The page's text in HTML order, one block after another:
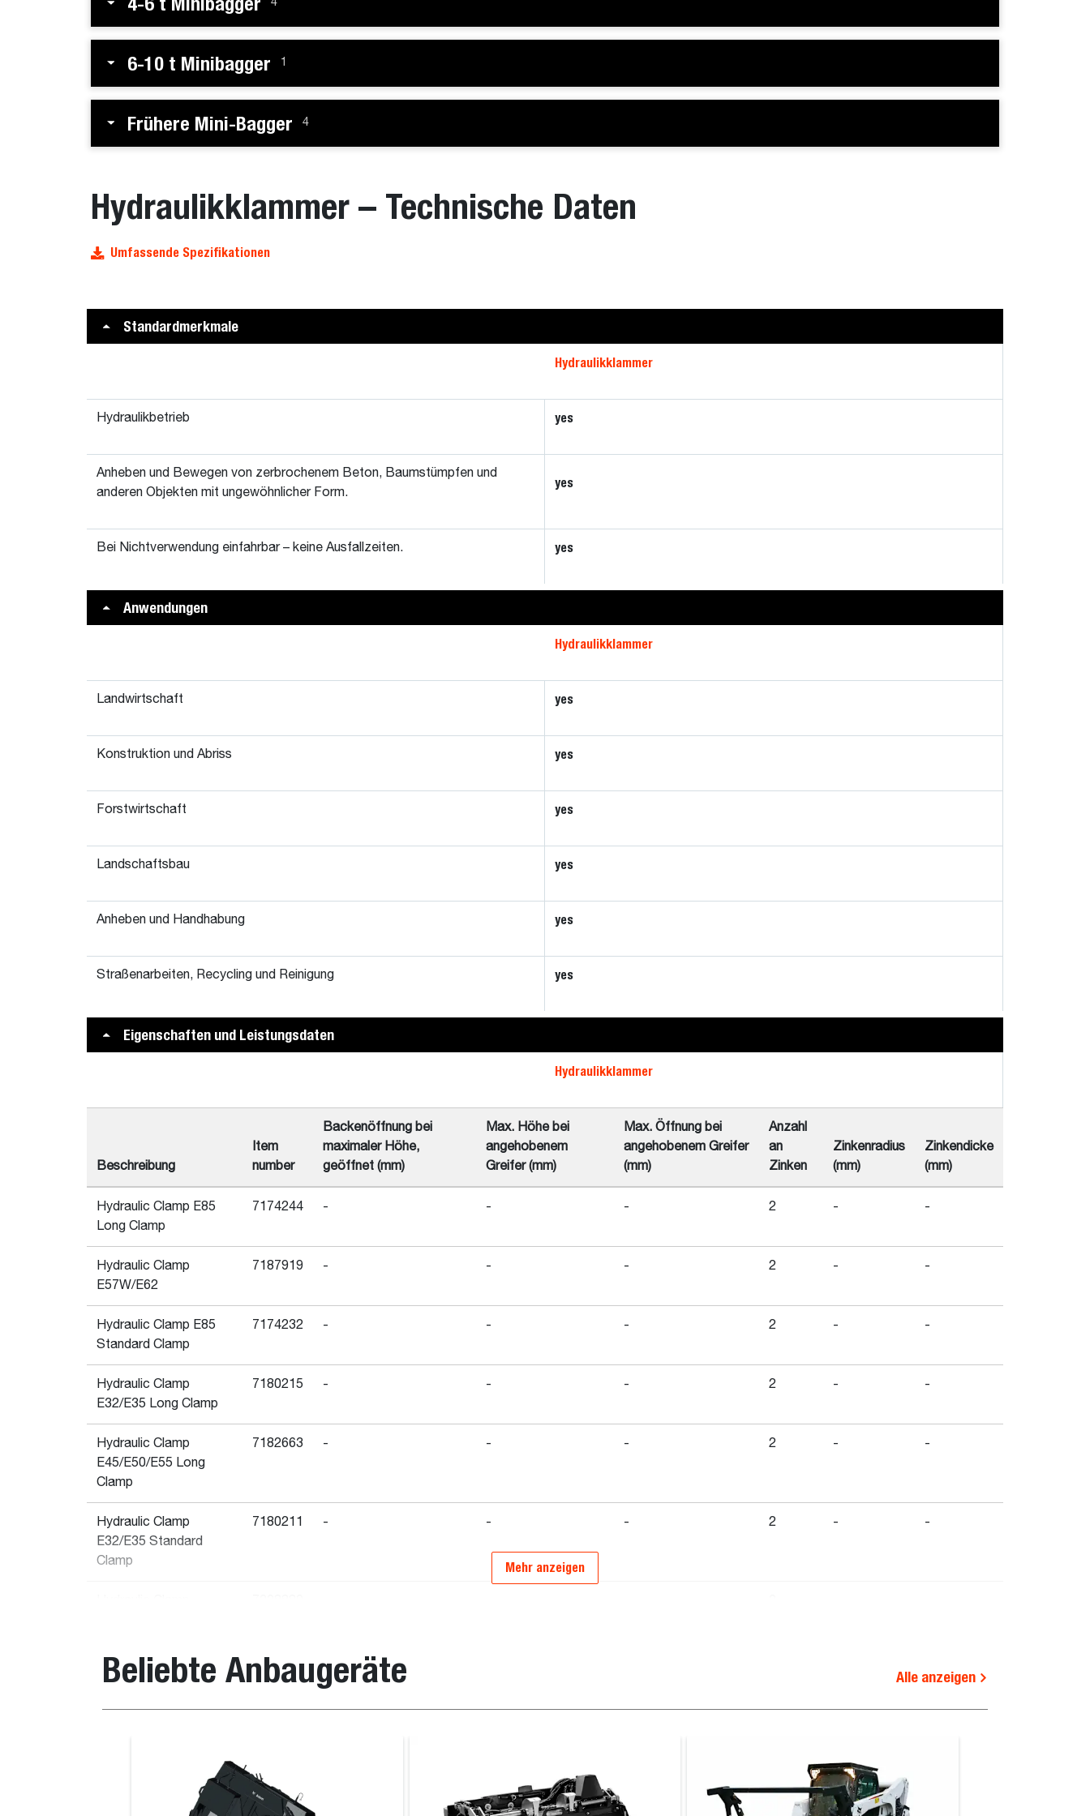
4
6-10 t Minibagger 1
Frühere Mini-Bagger 4
Hydraulikklammer – Technische Daten
Umfassende Spezifikationen
Standardmerkmale
Hydraulikklammer
Hydraulikbetrieb yes
Anheben und Bewegen von zerbrochenem Beton, Baumstümpfen und
anderen Objekten mit ungewöhnlicher Form.
yes
Bei Nichtverwendung einfahrbar – keine Ausfallzeiten. yes
Anwendungen
Hydraulikklammer
Landwirtschaft yes
Konstruktion und Abriss yes
Forstwirtschaft yes
Landschaftsbau yes
Anheben und Handhabung yes
Straßenarbeiten, Recycling und Reinigung yes
Eigenschaften und Leistungsdaten
Hydraulikklammer
Beschreibung
Item
number
Backenöffnung bei
maximaler Höhe,
geöffnet (mm)
Max. Höhe bei
angehobenem
Greifer (mm)
Max. Öffnung bei
angehobenem Greifer
(mm)
Anzahl
an
Zinken
Zinkenradius
(mm)
Zinkendicke
(mm)
Hydraulic Clamp E85
Long Clamp
7174244 - - - 2 - -
Hydraulic Clamp
E57W/E62
7187919 - - - 2 - -
Hydraulic Clamp E85
Standard Clamp
7174232 - - - 2 - -
Hydraulic Clamp
E32/E35 Long Clamp
7180215 - - - 2 - -
Hydraulic Clamp
E45/E50/E55 Long
Clamp
7182663 - - - 2 - -
Hydraulic Clamp
E32/E35 Standard
Clamp
7180211 - - - 2 - -
Hydraulic Clamp
7248489 - -
Mehr anzeigen
Beliebte Anbaugeräte Alle anzeigen